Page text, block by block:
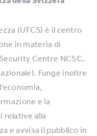
(UFCS) è il centro
in materia di
Centre NCSC,
Funge inoltre
e la
relative alla
e avvisa il pubblico in